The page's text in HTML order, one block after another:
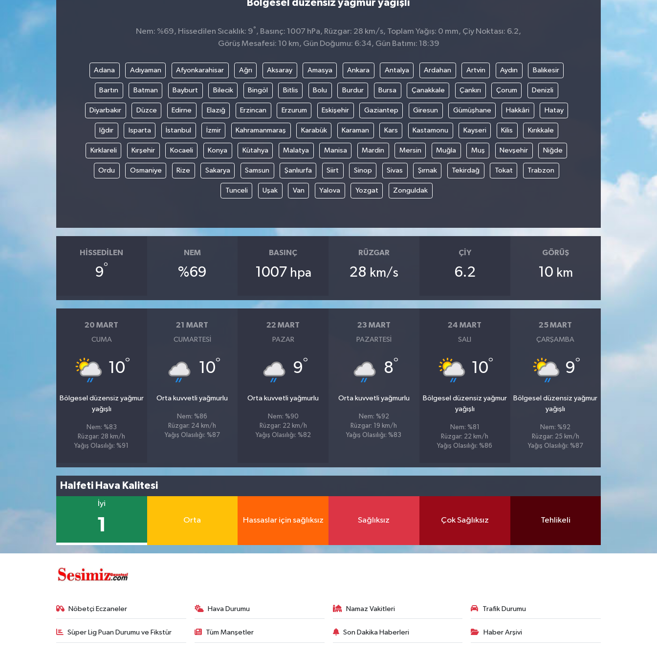
Bölgesel düzensiz yağmur yağışlı
Nem: %69, Hissedilen Sıcaklık: 9° , Basınç: 1007 hPa, Rüzgar: 28 km/s, Toplam Yağış: 0 mm, Çiy Noktası: 6.2,
Görüş Mesafesi: 10 km, Gün Doğumu: 6:34, Gün Batımı: 18:39
Adana Adıyaman Afyonkarahisar Ağrı Aksaray Amasya Ankara Antalya Ardahan Artvin Aydın Balıkesir
Bartın Batman Bayburt Bilecik Bingöl Bitlis Bolu Burdur Bursa Çanakkale Çankırı Çorum Denizli
Diyarbakır Düzce Edirne Elazığ Erzincan Erzurum Eskişehir Gaziantep Giresun Gümüşhane Hakkâri Hatay
Iğdır Isparta İstanbul İzmir Kahramanmaraş Karabük Karaman Kars Kastamonu Kayseri Kilis Kırıkkale
Kırklareli Kırşehir Kocaeli Konya Kütahya Malatya Manisa Mardin Mersin Muğla Muş Nevşehir Niğde
Ordu Osmaniye Rize Sakarya Samsun Şanlıurfa Siirt Sinop Sivas Şırnak Tekirdağ Tokat Trabzon
Tunceli Uşak Van Yalova Yozgat Zonguldak
HISSEDILEN
9°
NEM
%69
BASINÇ
1007 hpa
RÜZGAR
28 km/s
ÇIY
6.2
GÖRÜŞ
10 km
20 MART
CUMA
10°
Bölgesel düzensiz yağmur
yağışlı
Nem: %83
Rüzgar: 28 km/h
Yağış Olasılığı: %91
21 MART
CUMARTESI
10°
Orta kuvvetli yağmurlu
Nem: %86
Rüzgar: 24 km/h
Yağış Olasılığı: %87
22 MART
PAZAR
9°
Orta kuvvetli yağmurlu
Nem: %90
Rüzgar: 22 km/h
Yağış Olasılığı: %82
23 MART
PAZARTESI
8°
Orta kuvvetli yağmurlu
Nem: %92
Rüzgar: 19 km/h
Yağış Olasılığı: %83
24 MART
SALI
10°
Bölgesel düzensiz yağmur
yağışlı
Nem: %81
Rüzgar: 22 km/h
Yağış Olasılığı: %86
25 MART
ÇARŞAMBA
9°
Bölgesel düzensiz yağmur
yağışlı
Nem: %92
Rüzgar: 25 km/h
Yağış Olasılığı: %87
Halfeti Hava Kalitesi
İyi
1 Orta Hassaslar için sağlıksız Sağlıksız Çok Sağlıksız Tehlikeli
Nöbetçi Eczaneler Hava Durumu Namaz Vakitleri Trafik Durumu
Süper Lig Puan Durumu ve Fikstür Tüm Manşetler Son Dakika Haberleri Haber Arşivi